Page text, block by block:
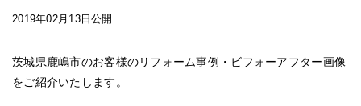
2019年02月13日公開
茨城県鹿嶋市のお客様のリフォーム事例・ビフォーアフター画像
をご紹介いたします。